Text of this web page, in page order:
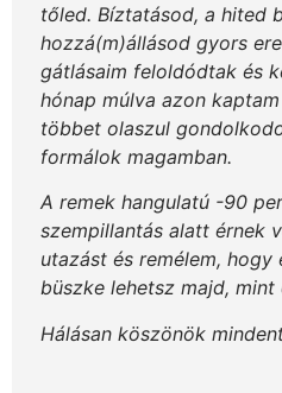
tőled. Bíztatásod, a hited
hozzá(m)állásod gyors
gátlásaim feloldódtak és
hónap múlva azon
többet olaszul
formálok magamban.
A remek hangulatú -90
szempillantás alatt érnek
utazást és remélem,
büszke lehetsz majd,
Hálásan köszönök